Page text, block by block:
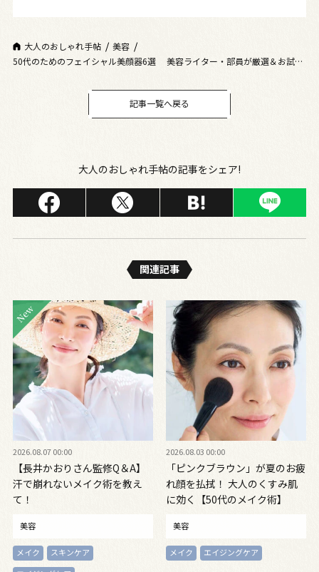
大人のおしゃれ手帖
美容
50代のためのフェイシャル美顔器6選 美容ライター・部員が厳選＆お試
記事一覧へ戻る
大人のおしゃれ手帖の記事をシェア!
関連記事
2026.08.07 00:00
【長井かおりさん監修Q＆A】
汗で崩れないメイク術を教え
て！
美容
メイク
スキンケア
2026.08.03 00:00
「ピンクブラウン」が夏のお疲
れ顔を払拭！ 大人のくすみ肌
に効く【50代のメイク術】
美容
メイク エイジングケア